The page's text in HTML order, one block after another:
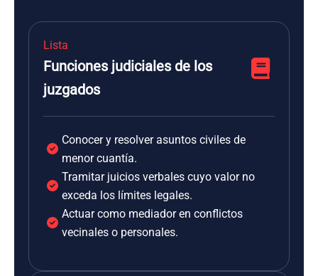
Lista
Funciones judiciales de los
juzgados
Conocer y resolver asuntos civiles de
menor cuantía.
Tramitar juicios verbales cuyo valor no
exceda los límites legales.
Actuar como mediador en conflictos
vecinales o personales.